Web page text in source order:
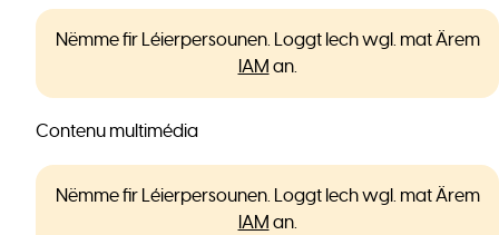
Nëmme fir Léierpersounen. Loggt Iech wgl. mat Ärem
IAM an.
Contenu multimédia
Nëmme fir Léierpersounen. Loggt Iech wgl. mat Ärem
IAM an.